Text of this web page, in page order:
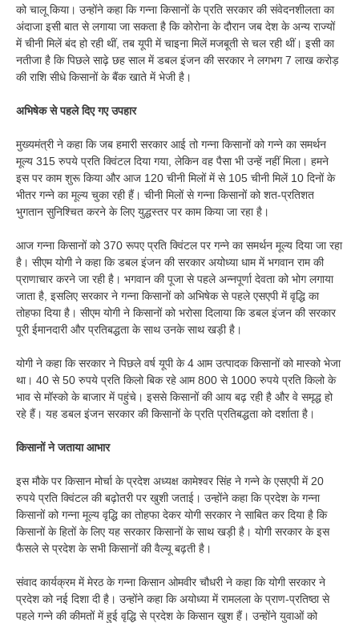
को चालू किया। उन्होंने कहा कि गन्ना किसानों के प्रति सरकार की संवेदनशीलता का
अंदाजा इसी बात से लगाया जा सकता है कि कोरोना के दौरान जब देश के अन्य राज्यों
में चीनी मिलें बंद हो रही थीं, तब यूपी में चाइना मिलें मजबूती से चल रही थीं। इसी का
नतीजा है कि पिछले साढ़े छह साल में डबल इंजन की सरकार ने लगभग 7 लाख करोड़
की राशि सीधे किसानों के बैंक खाते में भेजी है।
अभिषेक से पहले दिए गए उपहार
मुख्यमंत्री ने कहा कि जब हमारी सरकार आई तो गन्ना किसानों को गन्ने का समर्थन
मूल्य 315 रुपये प्रति क्विंटल दिया गया, लेकिन वह पैसा भी उन्हें नहीं मिला। हमने
इस पर काम शुरू किया और आज 120 चीनी मिलों में से 105 चीनी मिलें 10 दिनों के
भीतर गन्ने का मूल्य चुका रही हैं। चीनी मिलों से गन्ना किसानों को शत-प्रतिशत
भुगतान सुनिश्चित करने के लिए युद्धस्तर पर काम किया जा रहा है।
आज गन्ना किसानों को 370 रूपए प्रति क्विंटल पर गन्ने का समर्थन मूल्य दिया जा रहा
है। सीएम योगी ने कहा कि डबल इंजन की सरकार अयोध्या धाम में भगवान राम की
प्राणाचार करने जा रही है। भगवान की पूजा से पहले अन्नपूर्णा देवता को भोग लगाया
जाता है, इसलिए सरकार ने गन्ना किसानों को अभिषेक से पहले एसएपी में वृद्धि का
तोहफा दिया है। सीएम योगी ने किसानों को भरोसा दिलाया कि डबल इंजन की सरकार
पूरी ईमानदारी और प्रतिबद्धता के साथ उनके साथ खड़ी है।
योगी ने कहा कि सरकार ने पिछले वर्ष यूपी के 4 आम उत्पादक किसानों को मास्को भेजा
था। 40 से 50 रुपये प्रति किलो बिक रहे आम 800 से 1000 रुपये प्रति किलो के
भाव से मॉस्को के बाजार में पहुंचे। इससे किसानों की आय बढ़ रही है और वे समृद्ध हो
रहे हैं। यह डबल इंजन सरकार की किसानों के प्रति प्रतिबद्धता को दर्शाता है।
किसानों ने जताया आभार
इस मौके पर किसान मोर्चा के प्रदेश अध्यक्ष कामेश्वर सिंह ने गन्ने के एसएपी में 20
रुपये प्रति क्विंटल की बढ़ोतरी पर खुशी जताई। उन्होंने कहा कि प्रदेश के गन्ना
किसानों को गन्ना मूल्य वृद्धि का तोहफा देकर योगी सरकार ने साबित कर दिया है कि
किसानों के हितों के लिए यह सरकार किसानों के साथ खड़ी है। योगी सरकार के इस
फैसले से प्रदेश के सभी किसानों की वैल्यू बढ़ती है।
संवाद कार्यक्रम में मेरठ के गन्ना किसान ओमवीर चौधरी ने कहा कि योगी सरकार ने
प्रदेश को नई दिशा दी है। उन्होंने कहा कि अयोध्या में रामलला के प्राण-प्रतिष्ठा से
पहले गन्ने की कीमतों में हुई वृद्धि से प्रदेश के किसान खुश हैं। उन्होंने युवाओं को